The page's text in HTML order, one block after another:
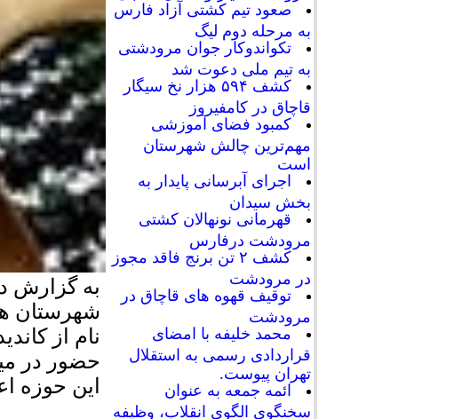
صعود تیم کشتی آزاد فارس
به مرحله دوم لیگ
تکواندوکار جوان مرودشتی
به تیم ملی دعوت شد
کشف ۵۹۴ هزار نخ سیگار
قاچاق در کامفیروز
کمبود فضای آموزشی
مهم‌ترین چالش شهرستان
است
اجرای آبرسانی پایدار به
بخش سیدان
قهرمانی نونهالان کشتی
مرودشت درفارس
کشف ۲ تن برنج فاقد مجوز
در مرودشت
توقیف قهوه های قاچاق در
مرودشت
محمد خلیفه با امضای
قراردادی رسمی به استقلال
تهران پیوست.
ائمه جمعه به عنوان
سخنگوی الگوی انقلاب، وظیفه
به گزارش
شهرستان
حضور در
این حوزه